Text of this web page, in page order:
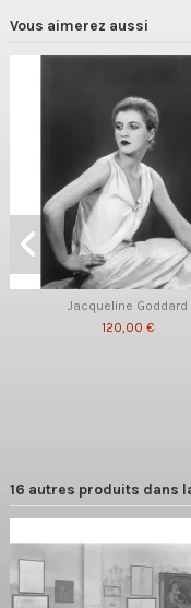
Vous aimerez aussi
Jacqueline Goddard
120,00 €
16 autres produits dans